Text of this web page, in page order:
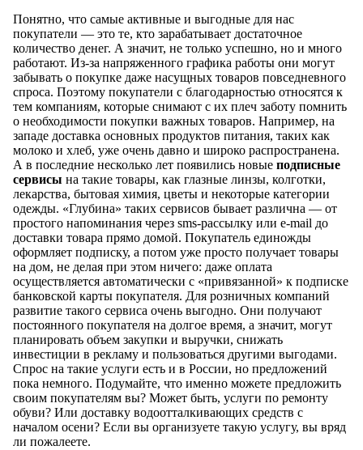
​Понятно, что самые активные и выгодные для нас
покупатели — это те, кто зарабатывает достаточное
количество денег. А значит, не только успешно, но и много
работают. Из-за напряженного графика работы они могут
забывать о покупке даже насущных товаров повседневного
спроса. Поэтому покупатели с благодарностью относятся к
тем компаниям, которые снимают с их плеч заботу помнить
о необходимости покупки важных товаров. Например, на
западе доставка основных продуктов питания, таких как
молоко и хлеб, уже очень давно и широко распространена.
А в последние несколько лет появились новые подписные
сервисы на такие товары, как глазные линзы, колготки,
лекарства, бытовая химия, цветы и некоторые категории
одежды. «Глубина» таких сервисов бывает различна — от
простого напоминания через sms-рассылку или e-mail до
доставки товара прямо домой. Покупатель единожды
оформляет подписку, а потом уже просто получает товары
на дом, не делая при этом ничего: даже оплата
осуществляется автоматически с «привязанной» к подписке
банковской карты покупателя. Для розничных компаний
развитие такого сервиса очень выгодно. Они получают
постоянного покупателя на долгое время, а значит, могут
планировать объем закупки и выручки, снижать
инвестиции в рекламу и пользоваться другими выгодами.
Спрос на такие услуги есть и в России, но предложений
пока немного. Подумайте, что именно можете предложить
своим покупателям вы? Может быть, услуги по ремонту
обуви? Или доставку водоотталкивающих средств с
началом осени? Если вы организуете такую услугу, вы вряд
ли пожалеете.